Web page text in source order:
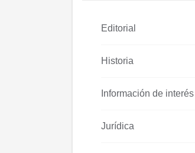
Editorial
Historia
Información de interés
Jurídica